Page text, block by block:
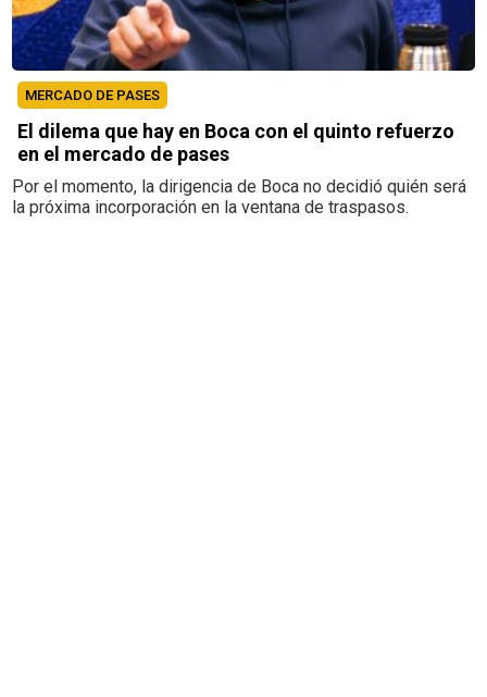
MERCADO DE PASES
El dilema que hay en Boca con el quinto refuerzo
en el mercado de pases
Por el momento, la dirigencia de Boca no decidió quién será
la próxima incorporación en la ventana de traspasos.